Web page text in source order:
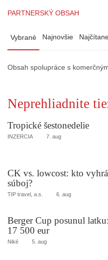
PARTNERSKÝ OBSAH
Vybrané Najnovšie
Obsah spolupráce s
Neprehliadnite
Tropické šestonedelie
INZERCIA 7. aug
CK vs. lowcost: kto
súboj?
TIP travel, a.s. 6. aug
Berger Cup posunul
17 500 eur
Niké 5. aug